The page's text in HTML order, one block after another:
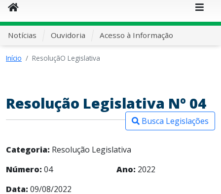
Notícias Ouvidoria Acesso à Informação
Início ResoluçãO Legislativa
Resolução Legislativa Nº 04
Busca Legislações
Categoria: Resolução Legislativa
Número: 04 Ano: 2022
Data: 09/08/2022